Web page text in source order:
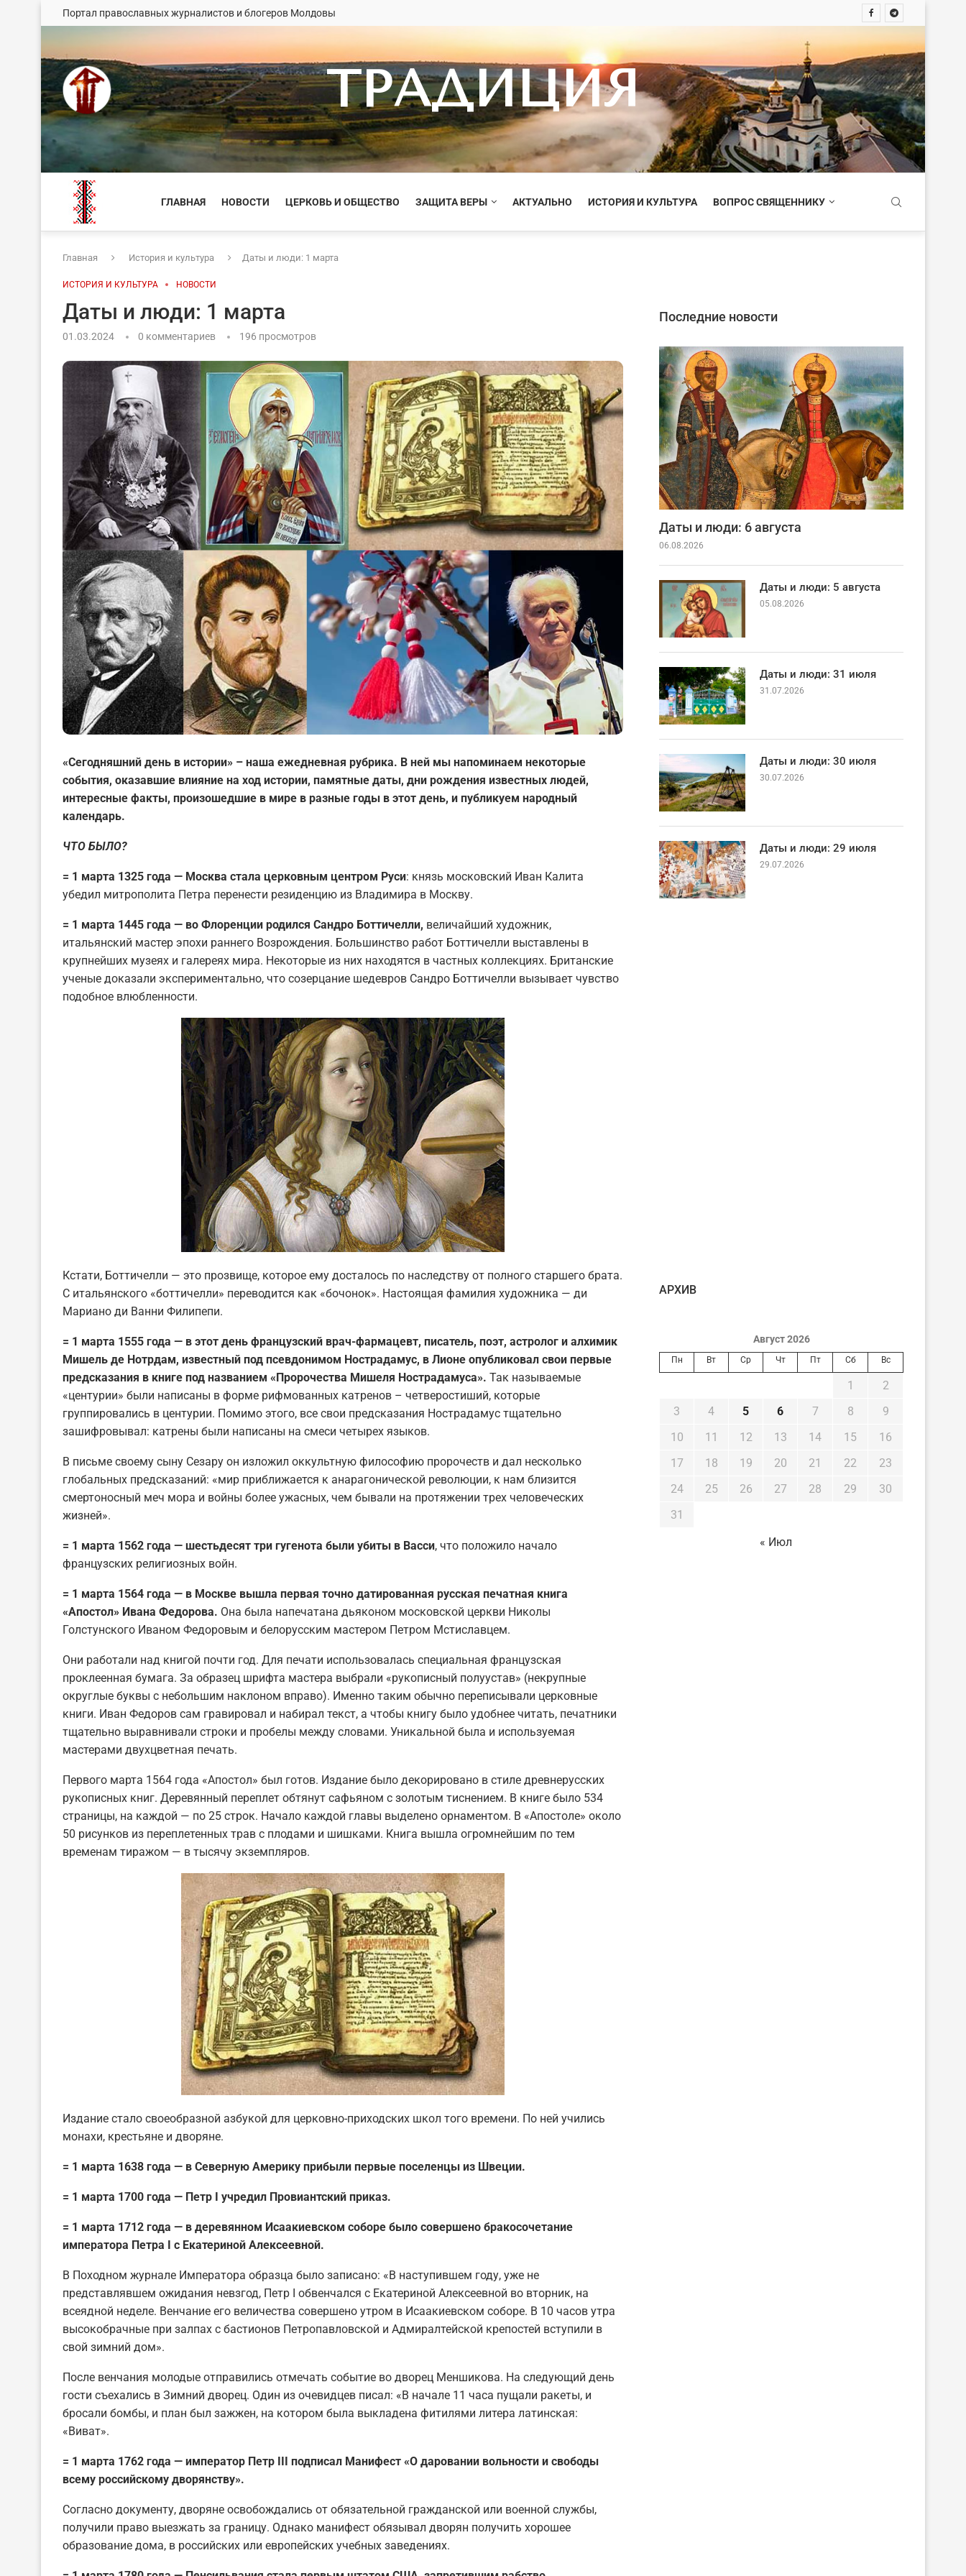
Портал православных журналистов и блогеров Молдовы
ТРАДИЦИЯ
ГЛАВНАЯ НОВОСТИ ЦЕРКОВЬ И ОБЩЕСТВО ЗАЩИТА ВЕРЫ АКТУАЛЬНО ИСТОРИЯ И КУЛЬТУРА ВОПРОС СВЯЩЕННИКУ
Главная История и культура Даты и люди: 1 марта
ИСТОРИЯ И КУЛЬТУРА НОВОСТИ
Даты и люди: 1 марта
01.03.2024 0 комментариев 196 просмотров
«Сегодняшний день в истории» – наша ежедневная рубрика. В ней мы напоминаем некоторые
события, оказавшие влияние на ход истории, памятные даты, дни рождения известных людей,
интересные факты, произошедшие в мире в разные годы в этот день, и публикуем народный
календарь.
ЧТО БЫЛО?
= 1 марта 1325 года — Москва стала церковным центром Руси: князь московский Иван Калита
убедил митрополита Петра перенести резиденцию из Владимира в Москву.
= 1 марта 1445 года — во Флоренции родился Сандро Боттичелли, величайший художник,
итальянский мастер эпохи раннего Возрождения. Большинство работ Боттичелли выставлены в
крупнейших музеях и галереях мира. Некоторые из них находятся в частных коллекциях. Британские
ученые доказали экспериментально, что созерцание шедевров Сандро Боттичелли вызывает чувство
подобное влюбленности.
Кстати, Боттичелли — это прозвище, которое ему досталось по наследству от полного старшего брата.
С итальянского «боттичелли» переводится как «бочонок». Настоящая фамилия художника — ди
Мариано ди Ванни Филипепи.
= 1 марта 1555 года — в этот день французский врач-фармацевт, писатель, поэт, астролог и алхимик
Мишель де Нотрдам, известный под псевдонимом Нострадамус, в Лионе опубликовал свои первые
предсказания в книге под названием «Пророчества Мишеля Нострадамуса». Так называемые
«центурии» были написаны в форме рифмованных катренов – четверостиший, которые
группировались в центурии. Помимо этого, все свои предсказания Нострадамус тщательно
зашифровывал: катрены были написаны на смеси четырех языков.
В письме своему сыну Сезару он изложил оккультную философию пророчеств и дал несколько
глобальных предсказаний: «мир приближается к анарагонической революции, к нам близится
смертоносный меч мора и войны более ужасных, чем бывали на протяжении трех человеческих
жизней».
= 1 марта 1562 года — шестьдесят три гугенота были убиты в Васси, что положило начало
французских религиозных войн.
= 1 марта 1564 года — в Москве вышла первая точно датированная русская печатная книга
«Апостол» Ивана Федорова. Она была напечатана дьяконом московской церкви Николы
Голстунского Иваном Федоровым и белорусским мастером Петром Мстиславцем.
Они работали над книгой почти год. Для печати использовалась специальная французская
проклеенная бумага. За образец шрифта мастера выбрали «рукописный полуустав» (некрупные
округлые буквы с небольшим наклоном вправо). Именно таким обычно переписывали церковные
книги. Иван Федоров сам гравировал и набирал текст, а чтобы книгу было удобнее читать, печатники
тщательно выравнивали строки и пробелы между словами. Уникальной была и используемая
мастерами двухцветная печать.
Первого марта 1564 года «Апостол» был готов. Издание было декорировано в стиле древнерусских
рукописных книг. Деревянный переплет обтянут сафьяном с золотым тиснением. В книге было 534
страницы, на каждой — по 25 строк. Начало каждой главы выделено орнаментом. В «Апостоле» около
50 рисунков из переплетенных трав с плодами и шишками. Книга вышла огромнейшим по тем
временам тиражом — в тысячу экземпляров.
Издание стало своеобразной азбукой для церковно-приходских школ того времени. По ней учились
монахи, крестьяне и дворяне.
= 1 марта 1638 года — в Северную Америку прибыли первые поселенцы из Швеции.
= 1 марта 1700 года — Петр I учредил Провиантский приказ.
= 1 марта 1712 года — в деревянном Исаакиевском соборе было совершено бракосочетание
императора Петра I с Екатериной Алексеевной.
В Походном журнале Императора образца было записано: «В наступившем году, уже не
представлявшем ожидания невзгод, Петр I обвенчался с Екатериной Алексеевной во вторник, на
всеядной неделе. Венчание его величества совершено утром в Исаакиевском соборе. В 10 часов утра
высокобрачные при залпах с бастионов Петропавловской и Адмиралтейской крепостей вступили в
свой зимний дом».
После венчания молодые отправились отмечать событие во дворец Меншикова. На следующий день
гости съехались в Зимний дворец. Один из очевидцев писал: «В начале 11 часа пущали ракеты, и
бросали бомбы, и план был зажжен, на котором была выкладена фитилями литера латинская:
«Виват».
= 1 марта 1762 года — император Петр III подписал Манифест «О даровании вольности и свободы
всему российскому дворянству».
Согласно документу, дворяне освобождались от обязательной гражданской или военной службы,
получили право выезжать за границу. Однако манифест обязывал дворян получить хорошее
образование дома, в российских или европейских учебных заведениях.
Последние новости
Даты и люди: 6 августа
06.08.2026
Даты и люди: 5 августа
05.08.2026
Даты и люди: 31 июля
31.07.2026
Даты и люди: 30 июля
30.07.2026
Даты и люди: 29 июля
29.07.2026
AРХИВ
Август 2026
Пн Вт Ср Чт Пт Сб Вс
1
2
3
4 5 6 7 8
9
10
11 12 13 14 15
16
17
18 19 20 21 22
23
24
25 26 27 28 29
30
31
« Июл